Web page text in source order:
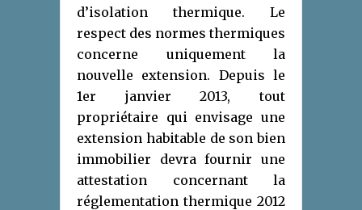
d’isolation thermique. Le
respect des normes thermiques
concerne uniquement la
nouvelle extension. Depuis le
1er janvier 2013, tout
propriétaire qui envisage une
extension habitable de son bien
immobilier devra fournir une
attestation concernant la
réglementation thermique 2012